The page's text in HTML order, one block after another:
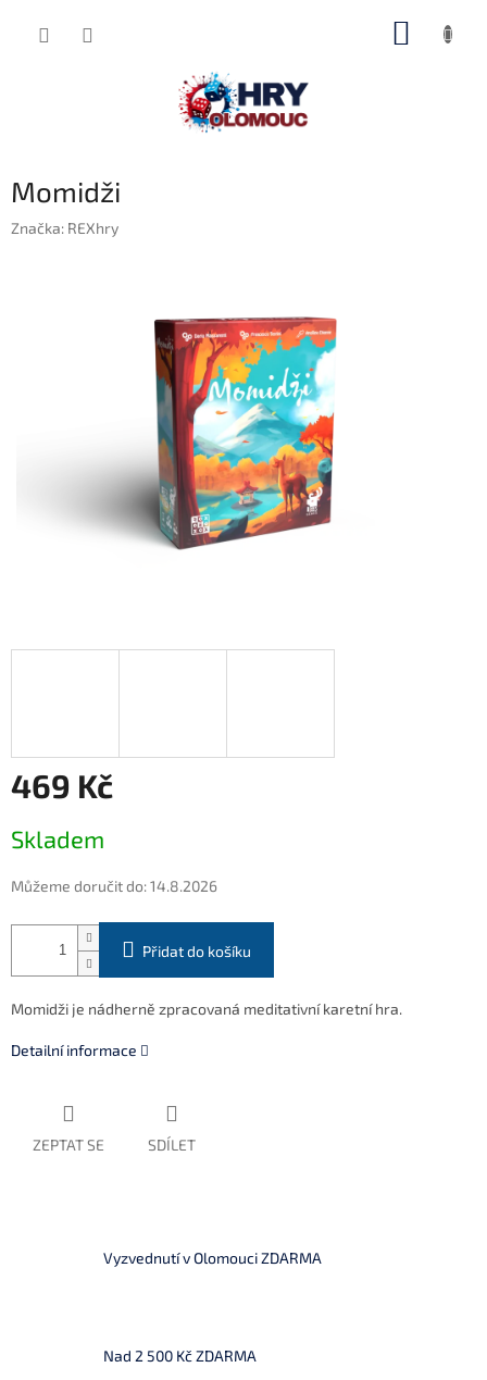
Momidži
Značka: REXhry
469 Kč
cena:
Skladem
Můžeme doručit do:14.8.2026
Přidat do košíku
Momidži je nádherně zpracovaná meditativní karetní hra.
Detailní informace
ZEPTAT SE SDÍLET
Vyzvednutí v Olomouci ZDARMA
Nad 2 500 Kč ZDARMA